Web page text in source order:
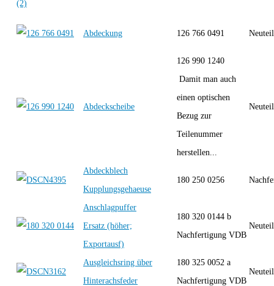
Abdeckung 126 766 0491
Abdeckscheibe
126 990 1240
Damit man auch
einen optischen
Bezug zur
Teilenummer
herstellen...
Abdeckblech
Kupplungsgehaeuse
180 250 0256
Anschlagpuffer
Ersatz (höher;
Exportausf)
180 320 0144 b
Nachfertigung VDB
Ausgleichsring über
Hinterachsfeder
180 325 0052 a
Nachfertigung VDB